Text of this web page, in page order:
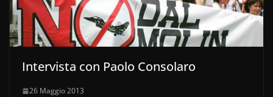
Intervista con Paolo Consolaro
26 Maggio 2013